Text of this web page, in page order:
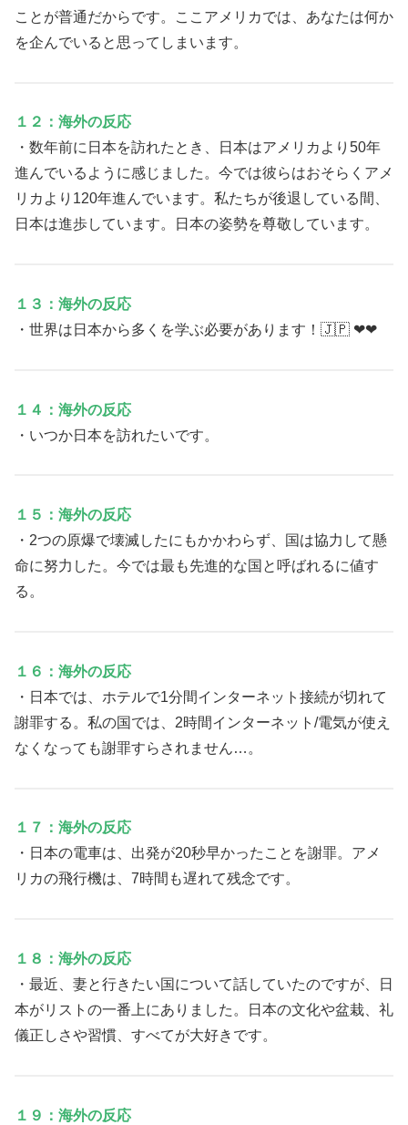
ことが普通だからです。ここアメリカでは、あなたは何か
を企んでいると思ってしまいます。
１２：海外の反応
・数年前に日本を訪れたとき、日本はアメリカより50年
進んでいるように感じました。今では彼らはおそらくアメ
リカより120年進んでいます。私たちが後退している間、
日本は進歩しています。日本の姿勢を尊敬しています。
１３：海外の反応
・世界は日本から多くを学ぶ必要があります！🇯🇵 ❤❤
１４：海外の反応
・いつか日本を訪れたいです。
１５：海外の反応
・2つの原爆で壊滅したにもかかわらず、国は協力して懸
命に努力した。今では最も先進的な国と呼ばれるに値す
る。
１６：海外の反応
・日本では、ホテルで1分間インターネット接続が切れて
謝罪する。私の国では、2時間インターネット/電気が使え
なくなっても謝罪すらされません…。
１７：海外の反応
・日本の電車は、出発が20秒早かったことを謝罪。アメ
リカの飛行機は、7時間も遅れて残念です。
１８：海外の反応
・最近、妻と行きたい国について話していたのですが、日
本がリストの一番上にありました。日本の文化や盆栽、礼
儀正しさや習慣、すべてが大好きです。
１９：海外の反応